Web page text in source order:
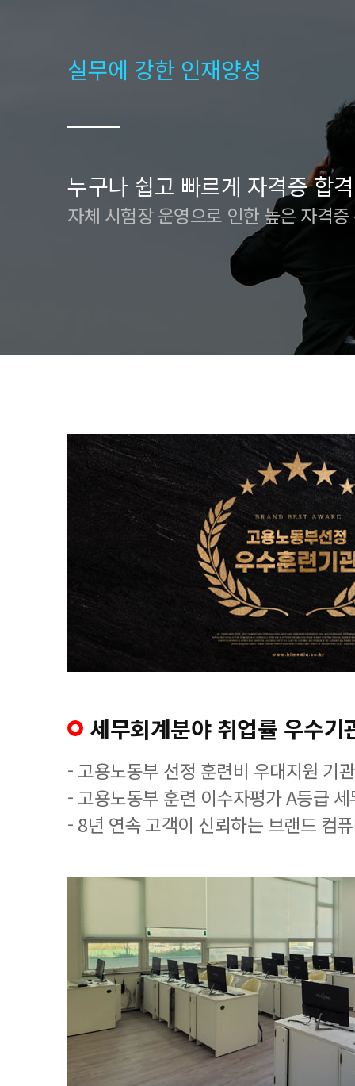
실무에 강한 인재양성
누구나 쉽고 빠르게 자격증 합
자체 시험장 운영으로 인한 높은 자격
세무회계분야 취업률 우수기
- 고용노동부 선정 훈련비 우대지원 기관
- 고용노동부 훈련 이수자평가 A등급
- 8년 연속 고객이 신뢰하는 브랜드 컴